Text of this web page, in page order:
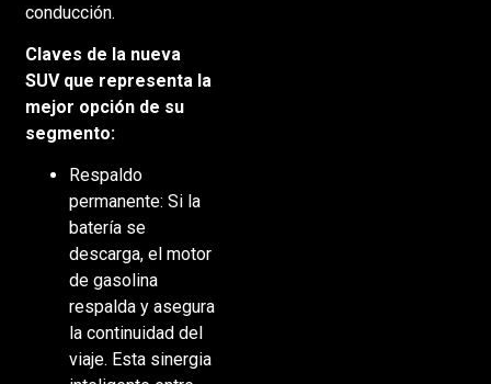
conducción.
Claves de la nueva
SUV que representa la
mejor opción de su
segmento:
Respaldo
permanente: Si la
batería se
descarga, el motor
de gasolina
respalda y asegura
la continuidad del
viaje. Esta sinergia